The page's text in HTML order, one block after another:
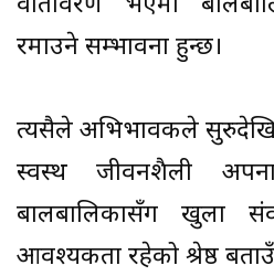
वातावरण भएमा
रमाउने सम्भावना हुन्छ।
त्यसैले अभिभावकले सुरुदेखि
स्वस्थ जीवनशैली
बालबालिकासँग खुला
आवश्यकता रहेको श्रेष्ठ